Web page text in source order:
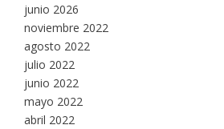
junio 2026
noviembre 2022
agosto 2022
julio 2022
junio 2022
mayo 2022
abril 2022